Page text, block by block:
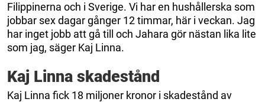
Filippinerna och i Sverige. Vi har en hushållerska som
jobbar sex dagar gånger 12 timmar, här i veckan. Jag
har inget jobb att gå till och Jahara gör nästan lika lite
som jag, säger Kaj Linna.
Kaj Linna skadestånd
Kaj Linna fick 18 miljoner kronor i skadestånd av